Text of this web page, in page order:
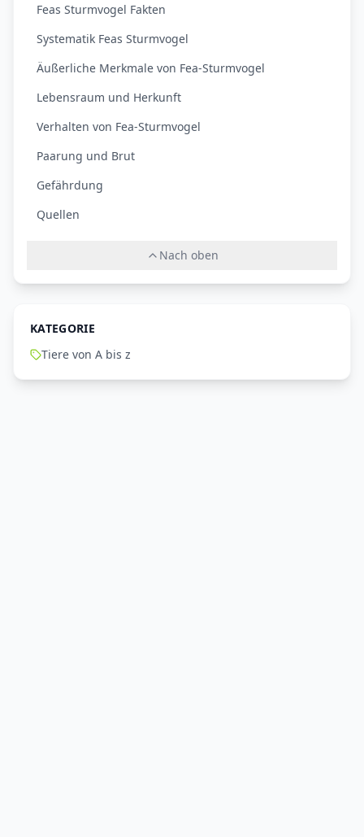
Feas Sturmvogel Fakten
Systematik Feas Sturmvogel
Äußerliche Merkmale von Fea-Sturmvogel
Lebensraum und Herkunft
Verhalten von Fea-Sturmvogel
Paarung und Brut
Gefährdung
Quellen
Nach oben
KATEGORIE
Tiere von A bis z